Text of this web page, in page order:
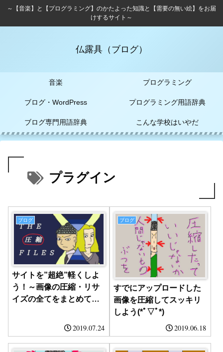
～【音楽】と【プログラミング】のかたよった知識と【需要の無い絵】をお届
けするサイト～
仏露具（ブログ）
音楽 プログラミング
ブログ・WordPress プログラミング用語辞典
ブログ専門用語辞典 こんな学校はいやだ
プラグイン
ブログ
サイトを”超絶”軽くしよ
う！～画像の圧縮・リサ
イズの全てをまとめてみ
2019.07.24
ブログ
すでにアップロードした
画像を圧縮してスッキリ
しよう(*ﾟ▽ﾟ*)
2019.06.18